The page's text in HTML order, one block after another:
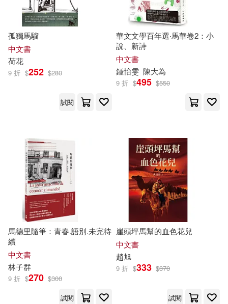
馬瑞芳(40) 塩野七生(38)
王文華(37) 馬欣(36)
馬翠蘿(36)
木頭馬教育研究中心(35)
pine nangoku(31)
津野丸(31) 孫燕文主編(30)
李唐文化工作室(30) 賴馬(29)
老舍(28) いのうえみたん(27)
二丸修一(27)
Universal(188)
中國少年兒童出版社(186)
上海人民出版社(181)
北京大學出版社(177)
Warner Classics(170)
北京師範大學出版社(169)
科學出版社(169) Naxos(168)
台灣角川(160)
中信出版社(157) 青文(156)
Deutsche Grammophon(152)
電子書 (可複選)
適合手機平板閱讀(1179)
其他 (可複選)
現在可購買商品(15667)
作者/演唱/譯/編/繪(63)
價格
範圍
孤獨馬騮
中文書
荷花
9 折 $252 $280
試閱
華文文學百年選‧馬華卷2：小
說、新詩
中文書
鍾怡雯 陳大為
9 折 $495 $550
馬德里隨筆：青春.語別.未完待
續
中文書
林子群
9 折 $270 $300
試閱
崖頭坪馬幫的血色花兒
中文書
趙旭
9 折 $333 $370
試閱